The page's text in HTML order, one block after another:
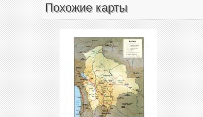
Похожие карты